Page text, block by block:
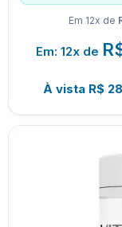
Em 12x de
Em: 12x de
À vista R$